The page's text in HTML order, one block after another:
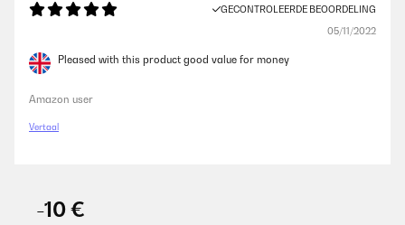
GECONTROLEERDE BEOORDELING
05/11/2022
Pleased with this product good value for money
Amazon user
Vertaal
-10 €